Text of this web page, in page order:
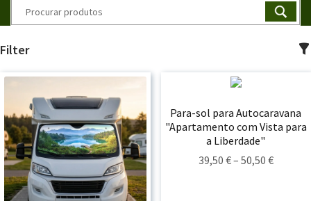
Filter
Para-sol para Autocaravana
"Apartamento com Vista para
a Liberdade"
39,50 €– 50,50 €Price